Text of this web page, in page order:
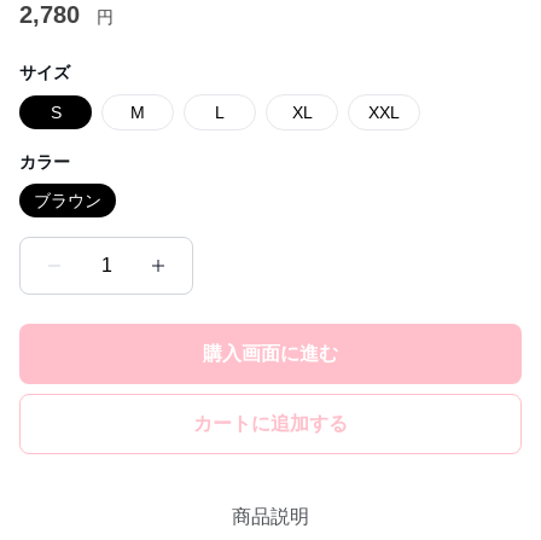
2,780 円
サイズ
S M L XL XXL
カラー
ブラウン
1
購入画面に進む
カートに追加する
商品説明